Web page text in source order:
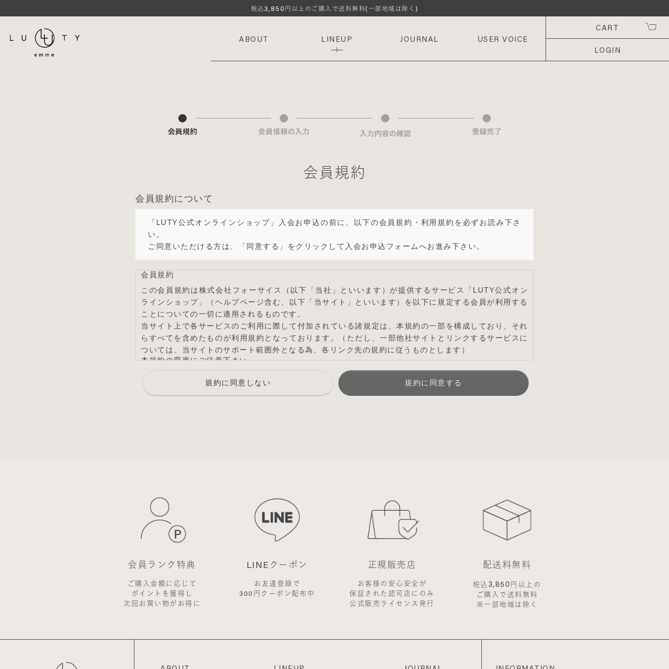
税込3,850円以上のご購入で送料無料(一部地域は除く)
ABOUT LINEUP JOURNAL USER VOICE
CART
LOGIN
会員規約
会員規約について
「LUTY公式オンラインショップ」入会お申込の前に、以下の会員規約・利用規約を必ずお読み下さ
い。
ご同意いただける方は、「同意する」をクリックして入会お申込フォームへお進み下さい。
会員規約
この会員規約は株式会社フォーサイス（以下「当社」といいます）が提供するサービス「LUTY公式オン
ラインショップ」（ヘルプページ含む、以下「当サイト」といいます）を以下に規定する会員が利用する
ことについての一切に適用されるものです。
当サイト上で各サービスのご利用に際して付加されている諸規定は、本規約の一部を構成しており、それ
らすべてを含めたものが利用規約となっております。（ただし、一部他社サイトとリンクするサービスに
ついては、当サイトのサポート範囲外となる為、各リンク先の規約に従うものとします）
本規約の変更にご注意下さい
1. 当社は、会員の了承を得ることなく本規約を随時変更することができるものとし、会員はこれを承諾
なお会員登録は無料です。
※ログインには、会員登録時に入力したメールアドレスおよびパスワードが必要になります。
会員のみなさまから提供された個人情報
当サイトを利用するにあたって、会員の住所、電話番号、購入履歴などの大切な個人情報がネットサーバ
められる場合を除き、開示しないものとします。
お客様からの会員登録を承認しない場合
会員登録の申し込みを当社が受けた際、架空の人物を登録した場合や、本人以外の第三者の会員登録をし
た場合、過去に会員除名処分を受けたことがある場合など、当社が不適当と判断した時は、その会員登録
規約に同意しない 規約に同意する
会員ランク特典
ご購入金額に応じて
ポイントを獲得し
次回お買い物がお得に
LINEクーポン
お友達登録で
300円クーポン配布中
正規販売店
お客様の安心安全が
保証された認可店にのみ
公式販売ライセンス発行
配送料無料
税込3,850円以上の
ご購入で送料無料
※一部地域は除く